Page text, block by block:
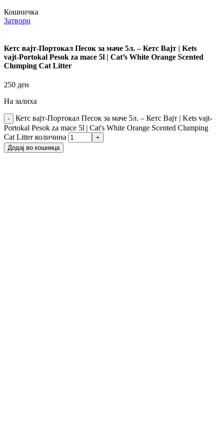
Кошничка
Затвори
Кетс вајт-Портокал Песок за маче 5л. – Кетс Вајт | Kets
vajt-Portokal Pesok za mace 5l | Cat’s White Orange Scented
Clumping Cat Litter
250 ден
На залиха
Кетс вајт-Портокал Песок за маче 5л. – Кетс Вајт | Kets vajt-
Portokal Pesok za mace 5l | Cat's White Orange Scented Clumping
Cat Litter количина
Додај во кошница